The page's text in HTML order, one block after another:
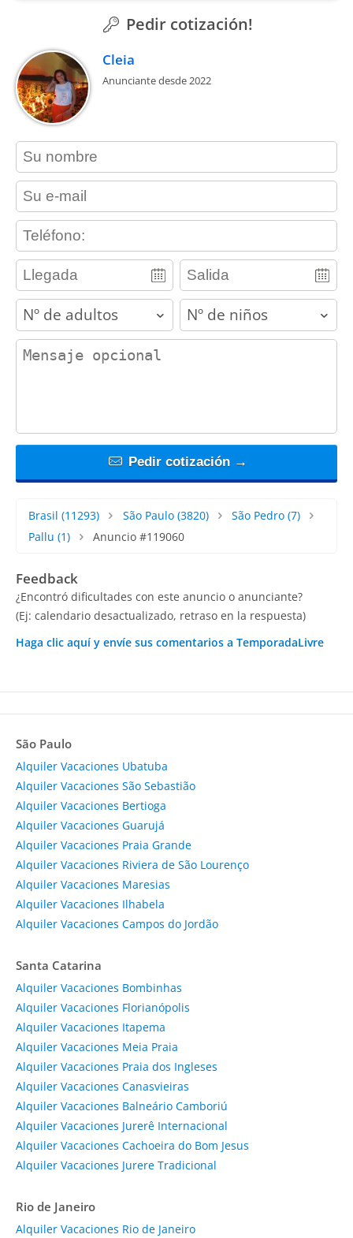
Pedir cotización!
Cleia
Anunciante desde 2022
contact_name
contact_email
contact_phone
adults children
contact_message
Pedir cotización →
Brasil (11293) São Paulo(3820) São Pedro (7)
Pallu (1) Anuncio #119060
Feedback
¿Encontró dificultades con este anuncio o anunciante?
(Ej: calendario desactualizado, retraso en la respuesta)
Haga clic aquí y envíe sus comentarios a TemporadaLivre
São Paulo
Alquiler Vacaciones Ubatuba
Alquiler Vacaciones São Sebastião
Alquiler Vacaciones Bertioga
Alquiler Vacaciones Guarujá
Alquiler Vacaciones Praia Grande
Alquiler Vacaciones Riviera de São Lourenço
Alquiler Vacaciones Maresias
Alquiler Vacaciones Ilhabela
Alquiler Vacaciones Campos do Jordão
Santa Catarina
Alquiler Vacaciones Bombinhas
Alquiler Vacaciones Florianópolis
Alquiler Vacaciones Itapema
Alquiler Vacaciones Meia Praia
Alquiler Vacaciones Praia dos Ingleses
Alquiler Vacaciones Canasvieiras
Alquiler Vacaciones Balneário Camboriú
Alquiler Vacaciones Jurerê Internacional
Alquiler Vacaciones Cachoeira do Bom Jesus
Alquiler Vacaciones Jurere Tradicional
Rio de Janeiro
Alquiler Vacaciones Rio de Janeiro